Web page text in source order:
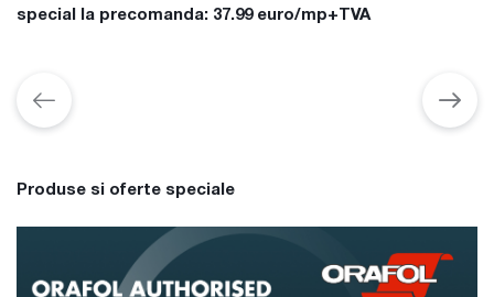
special la precomanda: 37.99 euro/mp+TVA
Produse si oferte speciale